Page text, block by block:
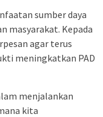
sumber daya
masyarakat. Kepada
agar terus
meningkatkan PAD
menjalankan
kita